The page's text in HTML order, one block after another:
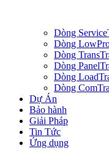
Dòng
Dòng
Dòng
Dòng
Dòng
Dòng
Dự Án
Bảo hành
Giải Pháp
Tin Tức
Ứng dụng